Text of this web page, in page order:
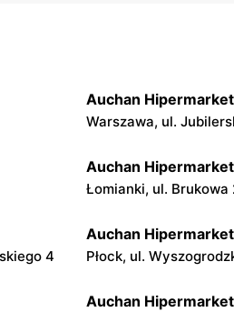
Auchan Hipermarket
Warszawa, ul.
Auchan Hipermarket
Łomianki, ul. Brukowa
4
Auchan Hipermarket
Płock, ul.
Auchan Hipermarket